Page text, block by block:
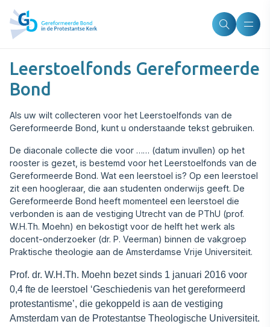
Leerstoelfonds Gereformeerde
Bond
Als uw wilt collecteren voor het Leerstoelfonds van de
Gereformeerde Bond, kunt u onderstaande tekst gebruiken.
De diaconale collecte die voor …… (datum invullen) op het
rooster is gezet, is bestemd voor het Leerstoelfonds van de
Gereformeerde Bond. Wat een leerstoel is? Op een leerstoel
zit een hoogleraar, die aan studenten onderwijs geeft. De
Gereformeerde Bond heeft momenteel een leerstoel die
verbonden is aan de vestiging Utrecht van de PThU (prof.
W.H.Th. Moehn) en bekostigt voor de helft het werk als
docent-onderzoeker (dr. P. Veerman) binnen de vakgroep
Praktische theologie aan de Amsterdamse Vrije Universiteit.
Prof. dr. W.H.Th. Moehn bezet sinds 1 januari 2016 voor
0,4 fte de leerstoel ‘Geschiedenis van het gereformeerd
protestantisme’, die gekoppeld is aan de vestiging
Amsterdam van de Protestantse Theologische Universiteit.